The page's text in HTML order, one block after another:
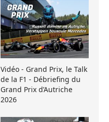
Vidéo - Grand Prix, le Talk
de la F1 - Débriefing du
Grand Prix d’Autriche
2026